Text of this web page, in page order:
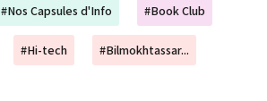
#Nos Capsules d'Info #Book Club
#Hi-tech #Bilmokhtassar...